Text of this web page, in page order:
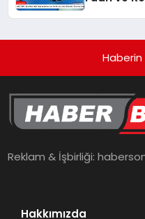
Haberin
Reklam & İşbirliği:
Hakkımızda